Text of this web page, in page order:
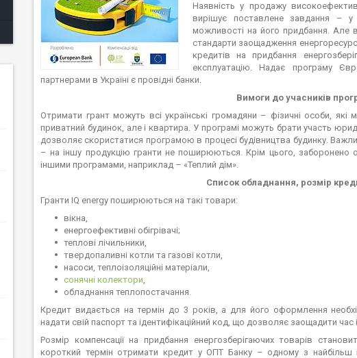
Наявність у продажу
вирішує поставлене завдання – у
можливості на його придбання. Але
стандарти заощадження
кредитів на придбання
експлуатацію. Надає програму
партнерами в Україні є провідні банки.
Вимоги до учасників
Отримати грант можуть всі українські громадяни – фізичні особи,
приватний будинок, але і квартира. У програмі можуть брати участь
дозволяє скористатися програмою в процесі будівництва будинку.
– на іншу продукцію гранти не поширюються. Крім цього, заборонено
іншими програмами, наприклад – «Теплий дім».
Список обладнання, розмір
Гранти IQ energy поширюються на такі товари:
вікна,
енергоефективні обігрівачі;
теплові лічильники,
твердопаливні котли та газові котли,
насоси, теплоізоляційні матеріали,
сонячні колектори,
обладнання теплопостачання.
Кредит видається на термін до 3 років, а для його оформлення
надати свій паспорт та ідентифікаційний код, що дозволяє заощадити
Розмір компенсації на придбання енергозберігаючих товарів
короткий термін отримати кредит у ОПТ Банку – одному з найбільш